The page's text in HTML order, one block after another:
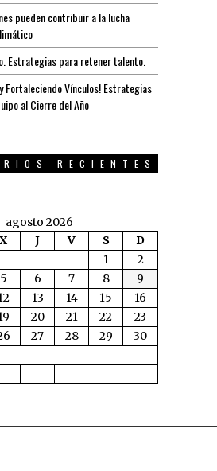
pueden contribuir a la lucha
Estrategias para retener talento.
Fortaleciendo Vínculos! Estrategias
al Cierre del Año
RECIENTES
agosto 2026
X J V S D
1
2
5 6 7 8
9
13 14 15
16
20 21 22
23
27 28 29
30